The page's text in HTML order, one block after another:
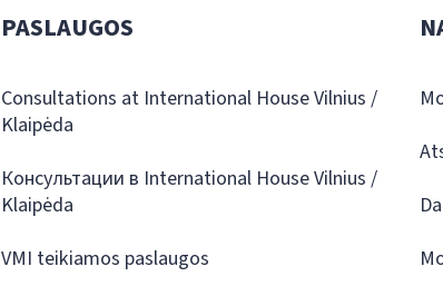
PASLAUGOS
Consultations at International House Vilnius /
Klaipėda
Консультации в International House Vilnius /
Klaipėda
VMI teikiamos paslaugos